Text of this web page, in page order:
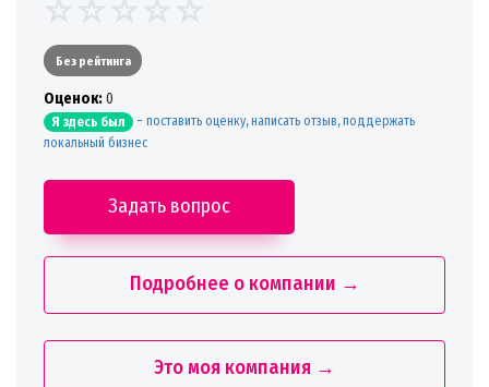
Без рейтинга
Oценок:0
Я здесь был - поставить оценку, написать отзыв, поддержать
локальный бизнес
Задать вопрос
Подробнее о компании →
Это моя компания →